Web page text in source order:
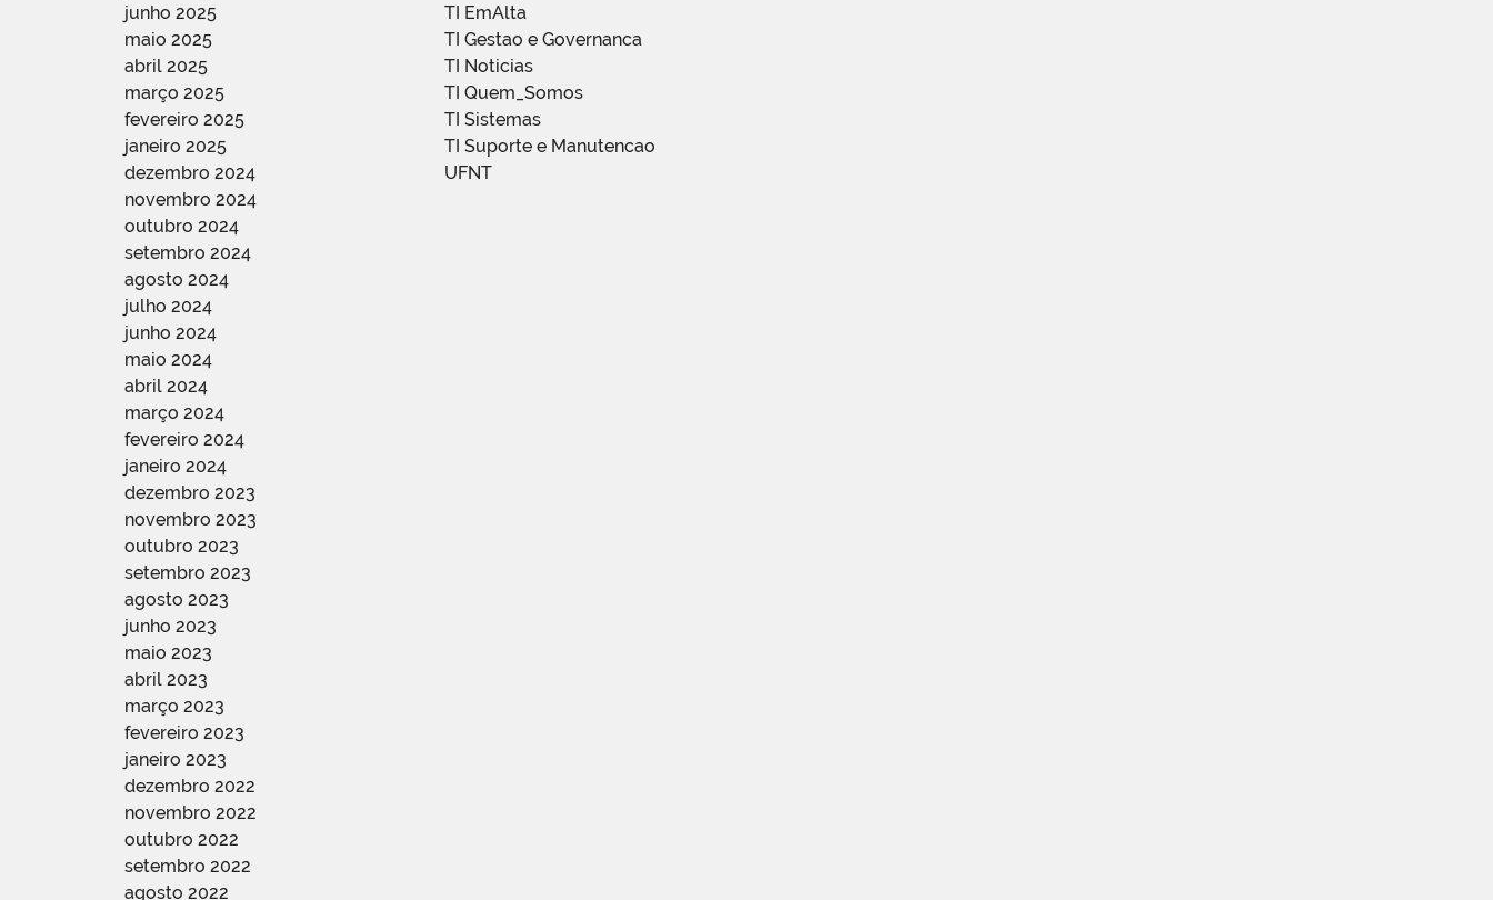
junho 2025
maio 2025
abril 2025
março 2025
fevereiro 2025
janeiro 2025
dezembro 2024
novembro 2024
outubro 2024
setembro 2024
agosto 2024
julho 2024
junho 2024
maio 2024
abril 2024
março 2024
fevereiro 2024
janeiro 2024
dezembro 2023
novembro 2023
outubro 2023
setembro 2023
agosto 2023
junho 2023
maio 2023
abril 2023
março 2023
fevereiro 2023
janeiro 2023
dezembro 2022
novembro 2022
outubro 2022
setembro 2022
agosto 2022
TI EmAlta
TI Gestao e Governanca
TI Noticias
TI Quem_Somos
TI Sistemas
TI Suporte e Manutencao
UFNT